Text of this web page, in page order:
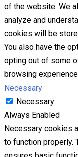
of the website. We
analyze and
cookies will be
You also have the
opting out of some
browsing
Necessary
Necessary
Always Enabled
Necessary cookies
to function properly.